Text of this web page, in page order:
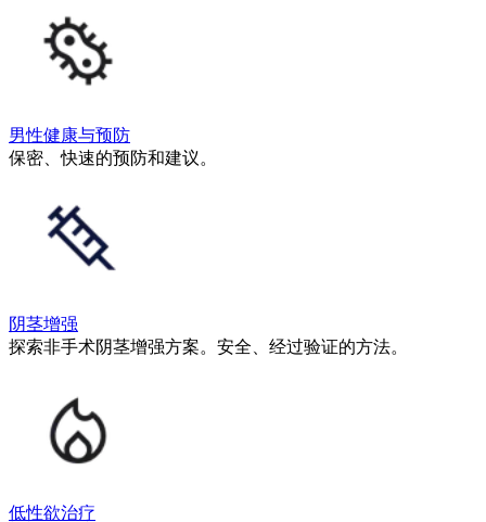
男性健康与预防
保密、快速的预防和建议。
阴茎增强
探索非手术阴茎增强方案。安全、经过验证的方法。
低性欲治疗